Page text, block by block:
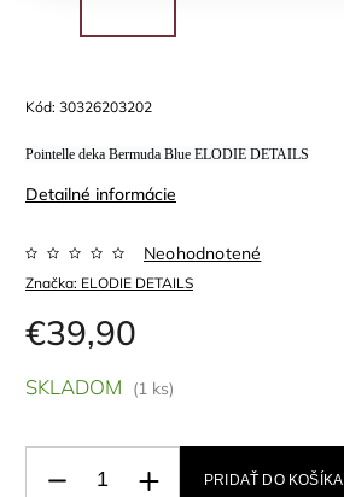
Kód: 30326203202
Pointelle deka Bermuda Blue ELODIE DETAILS
Detailné informácie
Značka: ELODIE DETAILS
Neohodnotené
€39,90
SKLADOM (1 ks)
PRIDAŤ DO KOŠÍKA